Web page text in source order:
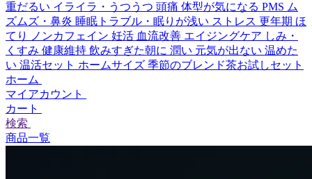
重だるい イライラ・うつうつ 頭痛 体型が気になる PMS ム
ズムズ・鼻炎 睡眠トラブル・眠りが浅い ストレス 更年期 ほ
てり
ノンカフェイン 妊活 血流改善 エイジングケア しみ・
くすみ 健康維持 飲みすぎた朝に 潤い 元気が出ない 温めた
い 温活セット ホームサイズ 季節のブレンド茶お試しセット
ホーム
マイアカウント
カート
検索
商品一覧